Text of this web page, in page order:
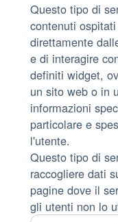
Questo tipo di
contenuti
direttamente
e di interagire
definiti widget,
un sito web o in
informazioni
particolare e
l'utente.
Questo tipo di
raccogliere dati
pagine dove il
gli utenti non lo